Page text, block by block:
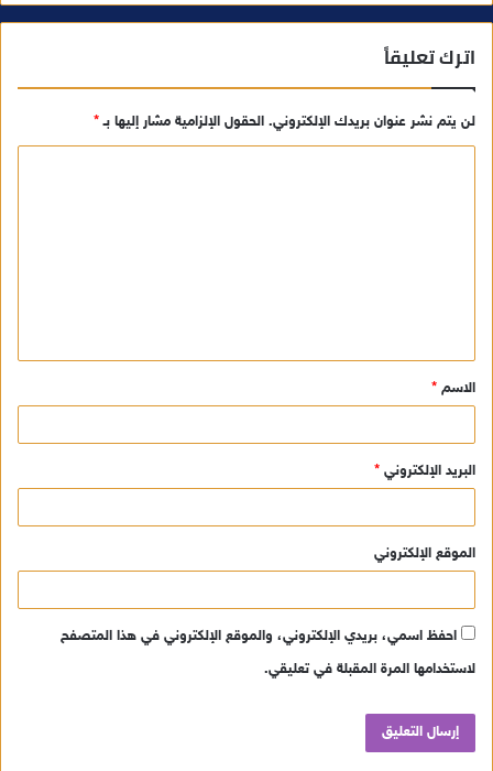
اترك تعليقاً
لن يتم نشر عنوان بريدك الإلكتروني. الحقول الإلزامية مشار إليها بـ*
ق
*
الاسم *
البريد الإلكتروني *
الموقع الإلكتروني
احفظ اسمي، بريدي الإلكتروني، والموقع الإلكتروني في هذا المتصفح
لاستخدامها المرة المقبلة في تعليقي.